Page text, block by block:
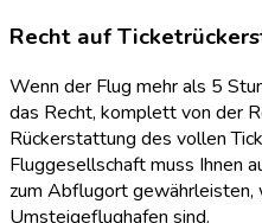
Recht auf
Wenn der Flug mehr als 5
das Recht, komplett von der
Rückerstattung des vollen
Fluggesellschaft muss Ihnen
zum Abflugort gewährleisten,
Umsteigeflughafen sind.